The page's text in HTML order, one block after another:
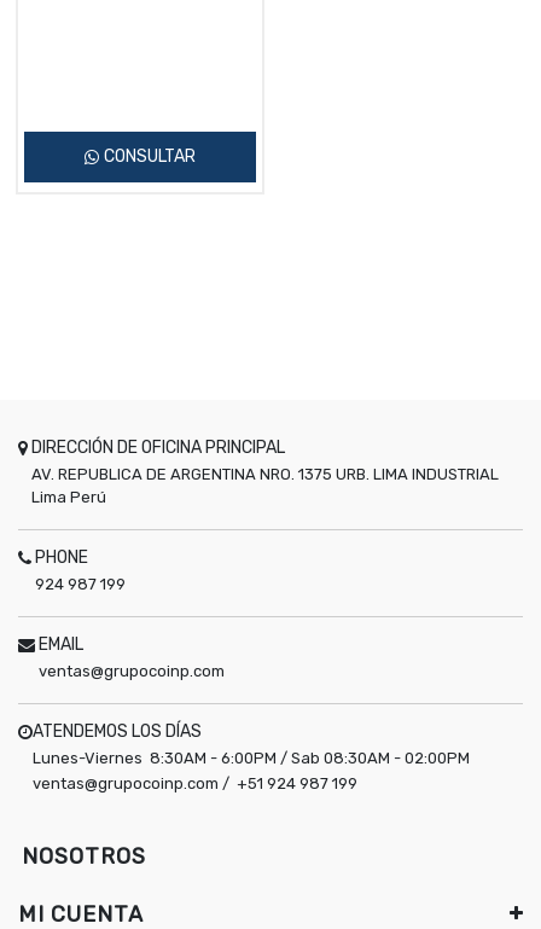
CONSULTAR
DIRECCIÓN DE OFICINA PRINCIPAL
AV. REPUBLICA DE ARGENTINA NRO. 1375 URB. LIMA INDUSTRIAL
Lima Perú
PHONE
924 987 199
EMAIL
ventas@grupocoinp.com
ATENDEMOS LOS DÍAS
Lunes-Viernes 8:30AM - 6:00PM / Sab 08:30AM - 02:00PM
ventas@grupocoinp.com / +51 924 987 199
NOSOTROS
MI CUENTA